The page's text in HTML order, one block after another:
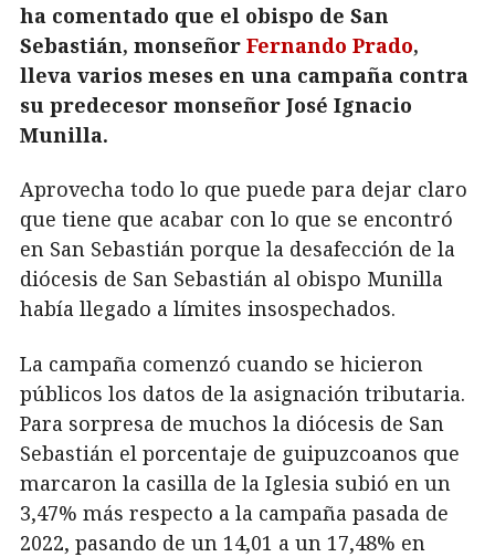
ha comentado que el obispo de San
Sebastián, monseñor Fernando Prado,
lleva varios meses en una campaña contra
su predecesor monseñor José Ignacio
Munilla.
Aprovecha todo lo que puede para dejar claro
que tiene que acabar con lo que se encontró
en San Sebastián porque la desafección de la
diócesis de San Sebastián al obispo Munilla
había llegado a límites insospechados.
La campaña comenzó cuando se hicieron
públicos los datos de la asignación tributaria.
Para sorpresa de muchos la diócesis de San
Sebastián el porcentaje de guipuzcoanos que
marcaron la casilla de la Iglesia subió en un
3,47% más respecto a la campaña pasada de
2022, pasando de un 14,01 a un 17,48% en